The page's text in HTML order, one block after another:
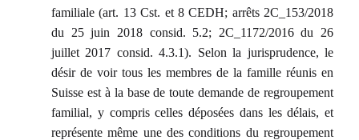
familiale (art. 13 Cst. et 8 CEDH; arrêts 2C_153/2018
du 25 juin 2018 consid. 5.2; 2C_1172/2016 du 26
juillet 2017 consid. 4.3.1). Selon la jurisprudence, le
désir de voir tous les membres de la famille réunis en
Suisse est à la base de toute demande de regroupement
familial, y compris celles déposées dans les délais, et
représente même une des conditions du regroupement